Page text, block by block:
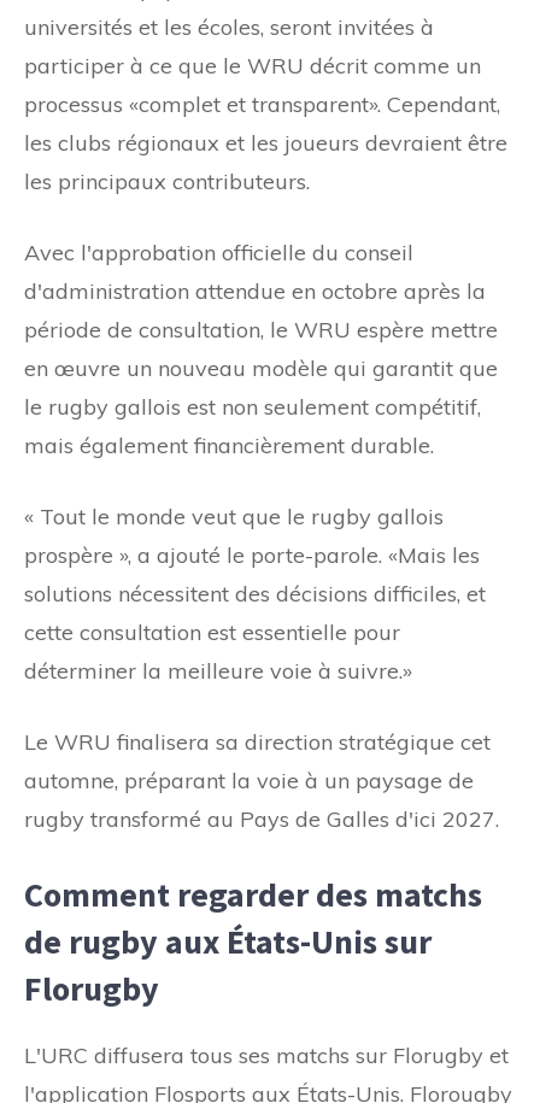
universités et les écoles, seront invitées à
participer à ce que le WRU décrit comme un
processus «complet et transparent». Cependant,
les clubs régionaux et les joueurs devraient être
les principaux contributeurs.
Avec l'approbation officielle du conseil
d'administration attendue en octobre après la
période de consultation, le WRU espère mettre
en œuvre un nouveau modèle qui garantit que
le rugby gallois est non seulement compétitif,
mais également financièrement durable.
« Tout le monde veut que le rugby gallois
prospère », a ajouté le porte-parole. «Mais les
solutions nécessitent des décisions difficiles, et
cette consultation est essentielle pour
déterminer la meilleure voie à suivre.»
Le WRU finalisera sa direction stratégique cet
automne, préparant la voie à un paysage de
rugby transformé au Pays de Galles d'ici 2027.
Comment regarder des matchs
de rugby aux États-Unis sur
Florugby
L'URC diffusera tous ses matchs sur Florugby et
l'application Flosports aux États-Unis. Florougby